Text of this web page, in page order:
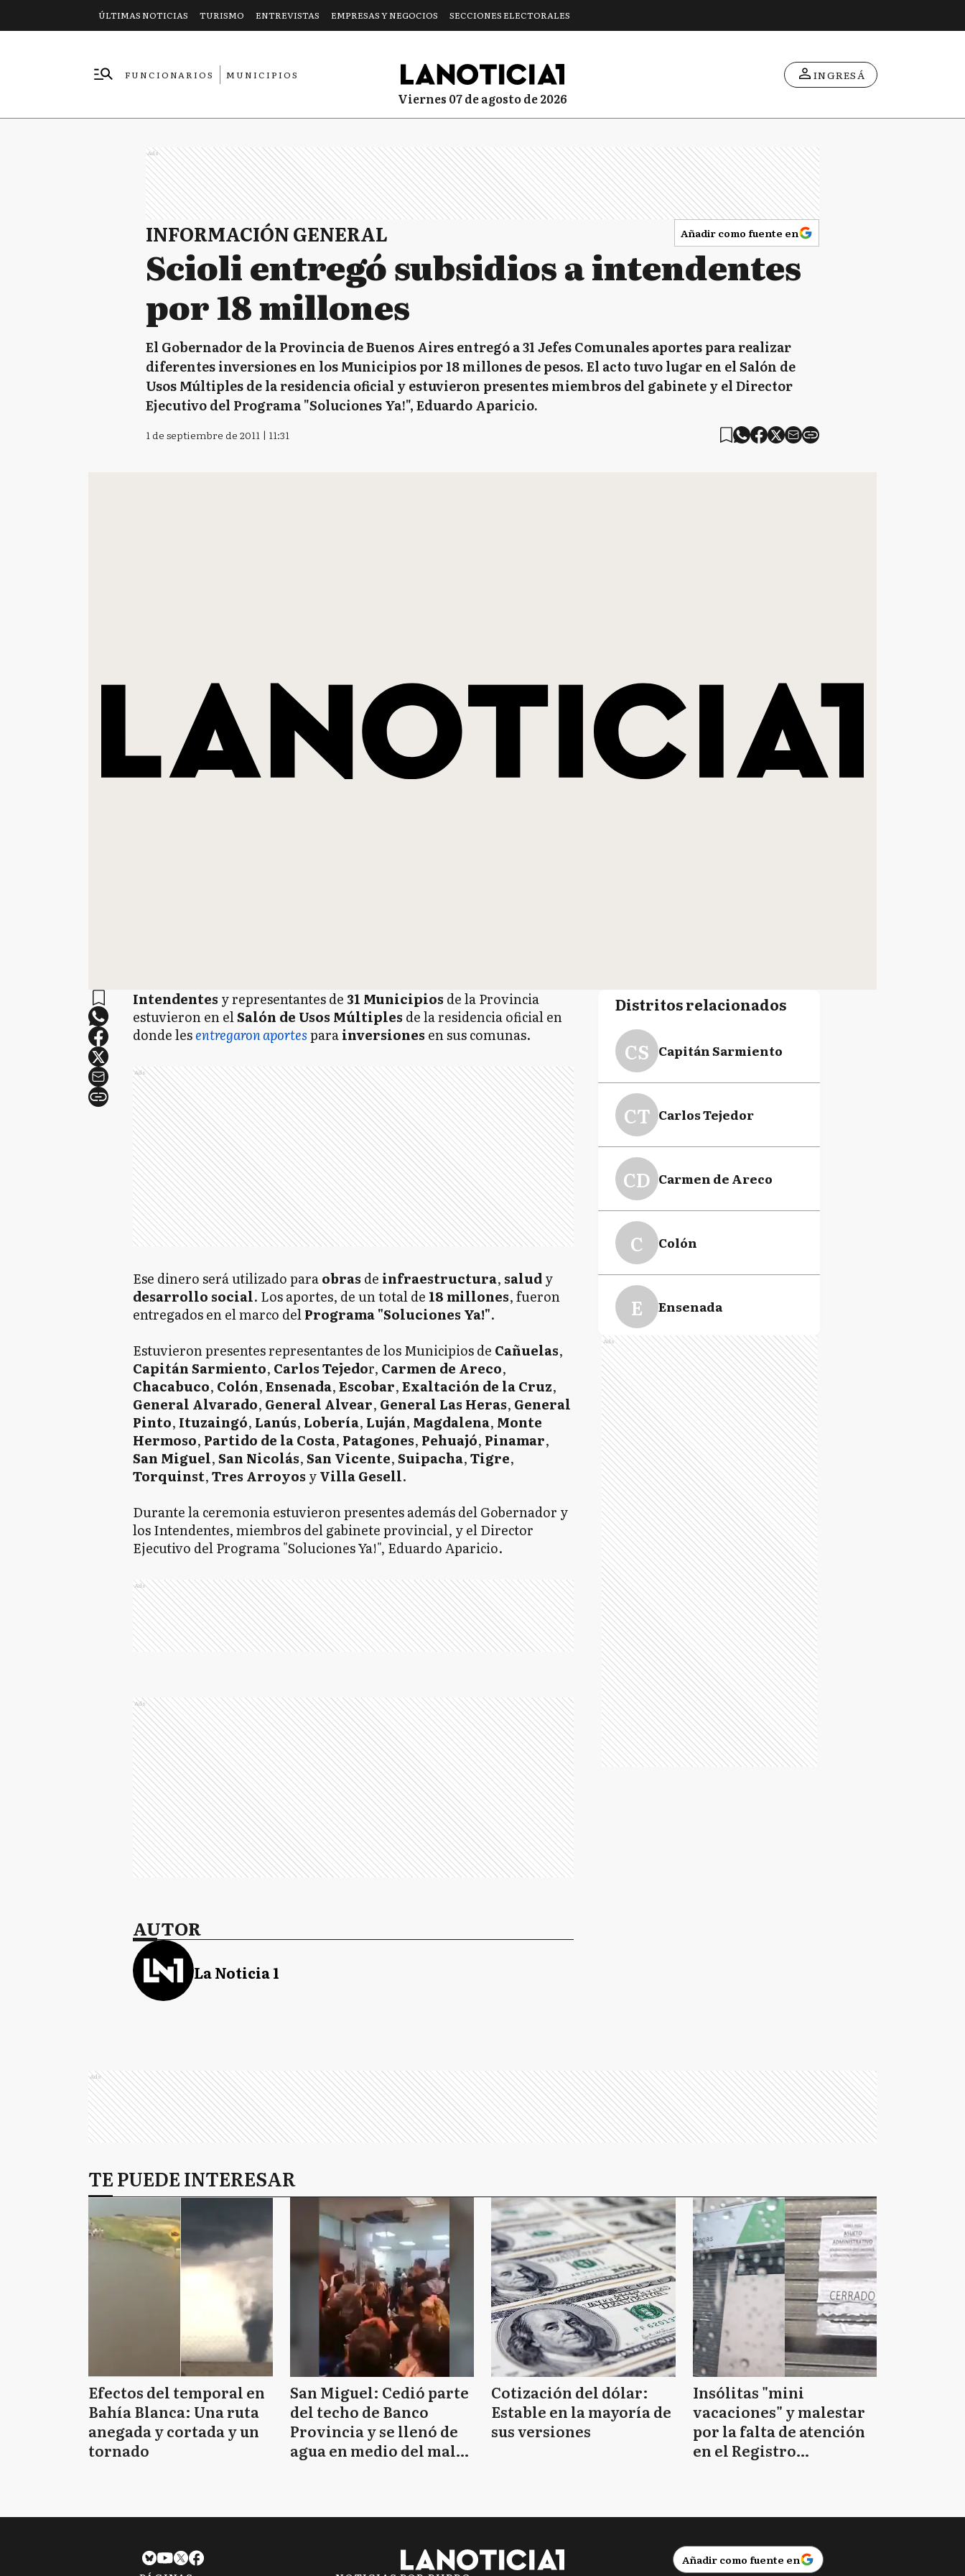
ÚLTIMAS NOTICIAS TURISMO ENTREVISTAS EMPRESAS Y NEGOCIOS SECCIONES ELECTORALES
FUNCIONARIOS
MUNICIPIOS
viernes 07 de agosto de 2026
INGRESÁ
Ads
INFORMACIÓN GENERAL Añadir como fuente en
Scioli entregó subsidios a intendentes
por 18 millones
El Gobernador de la Provincia de Buenos Aires entregó a 31 Jefes Comunales aportes para realizar
diferentes inversiones en los Municipios por 18 millones de pesos. El acto tuvo lugar en el Salón de
Usos Múltiples de la residencia oficial y estuvieron presentes miembros del gabinete y el Director
Ejecutivo del Programa "Soluciones Ya!", Eduardo Aparicio.
1 de septiembre de 2011 | 11:31
Intendentes y representantes de31 Municipios de la Provincia
estuvieron en elSalón de Usos Múltiples de la residencia oficial en
donde lesentregaron aportesparainversiones en sus comunas.
Ads
Ese dinero será utilizado paraobras de infraestructura, saludy
desarrollo social. Los aportes, de un total de 18 millones, fueron
entregados en el marco delPrograma "Soluciones Ya!".
Estuvieron presentes representantes de los Municipios de Cañuelas,
Capitán Sarmiento, Carlos Tejedor, Carmen de Areco,
Chacabuco, Colón,Ensenada,Escobar,Exaltación de la Cruz,
General Alvarado, General Alvear, General Las Heras, General
Pinto, Ituzaingó, Lanús, Lobería, Luján, Magdalena, Monte
Hermoso, Partido de la Costa, Patagones, Pehuajó, Pinamar,
San Miguel,San Nicolás,San Vicente,Suipacha,Tigre,
Torquinst,Tres Arroyos yVilla Gesell.
Durante la ceremonia estuvieron presentes además del Gobernador y
los Intendentes, miembros del gabinete provincial, y el Director
Ejecutivo del Programa "Soluciones Ya!", Eduardo Aparicio.
Ads
Ads
AUTOR
La Noticia 1
Distritos relacionados
CS Capitán Sarmiento
CT Carlos Tejedor
CD Carmen de Areco
C Colón
E Ensenada
ED Exaltación de la Cruz
GA General Alvarado
GP General Pinto
GL Gral. Las Heras
H Hurlingham
I Ituzaingó
LC La Costa
P Pinamar
SA San Antonio de Areco
SM San Miguel
SN San Nicolás
S Suipacha
T Tigre
Villa Gesell
Ads
Ads
TE PUEDE INTERESAR
Efectos del temporal en
Bahía Blanca: Una ruta
anegada y cortada y un
tornado
San Miguel: Cedió parte
del techo de Banco
Provincia y se llenó de
agua en medio del mal
Cotización del dólar:
Estable en la mayoría de
sus versiones
Insólitas "mini
vacaciones" y malestar
por la falta de atención
en el Registro
Añadir como fuente en